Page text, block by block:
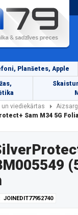
Planšetes, Apple
un viediekārtas
Sam M34 5G
JOINEDIT77952740